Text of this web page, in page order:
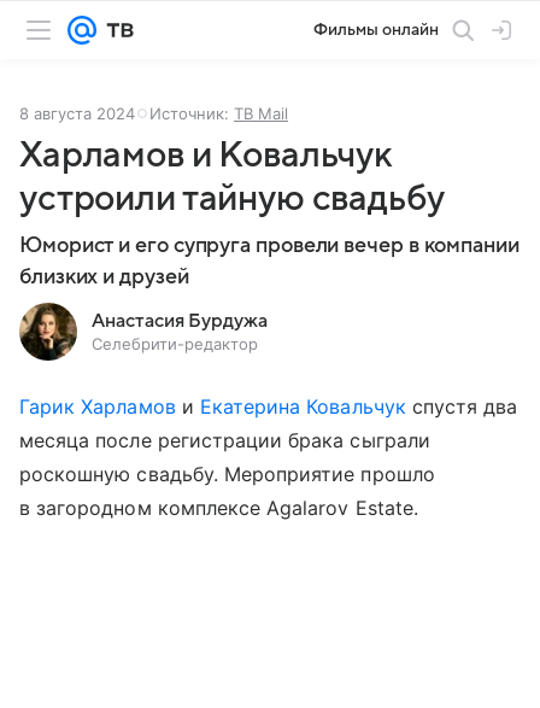
Фильмы онлайн
8 августа 2024 Источник: ТВ Mail
Харламов и Ковальчук
устроили тайную свадьбу
Юморист и его супруга провели вечер в компании
близких и друзей
Анастасия Бурдужа
Селебрити-редактор
Гарик Харламови Екатерина Ковальчук спустя два
месяца после регистрации брака сыграли
роскошную свадьбу. Мероприятие прошло
в загородном комплексе Agalarov Estate.